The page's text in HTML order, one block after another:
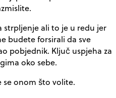
strpljenje ali to je u redu jer
budete forsirali da sve
pobjednik. Ključ uspjeha za
oko sebe.
se onom što volite.